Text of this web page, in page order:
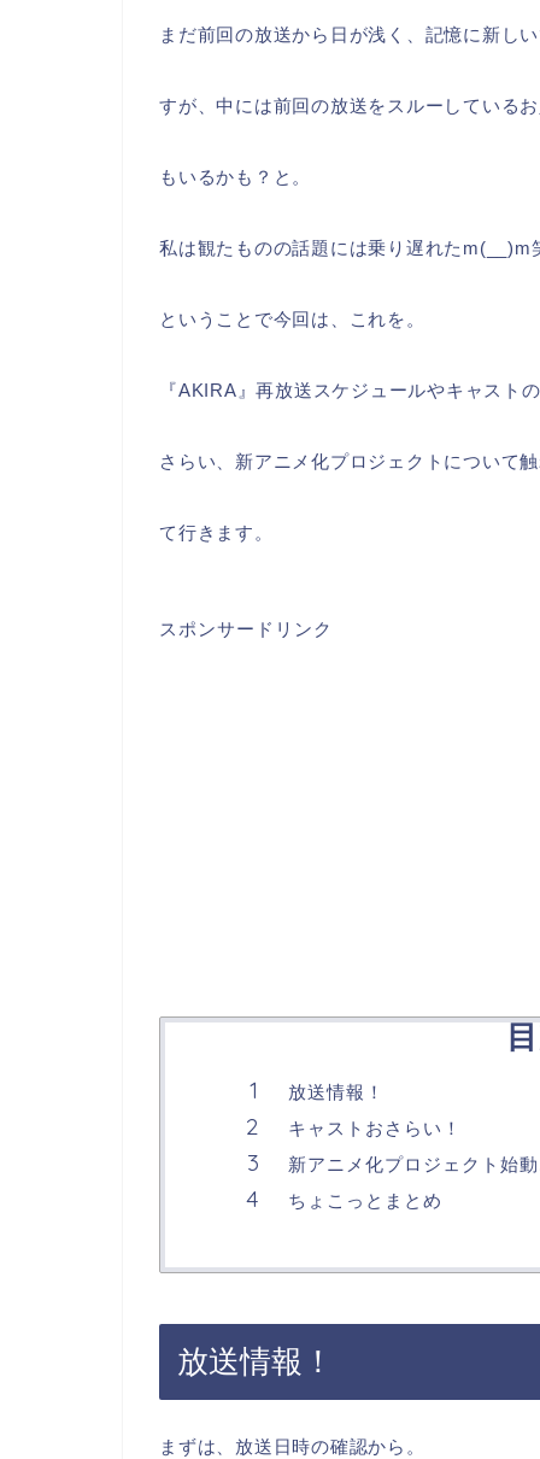
まだ前回の放送から日が浅く、記憶に新し
すが、中には前回の放送をスルーしているお
もいるかも？と。
私は観たものの話題には乗り遅れたm(__)m
ということで今回は、これを。
『AKIRA』再放送スケジュールやキャスト
さらい、新アニメ化プロジェクトについて
て行きます。
スポンサードリンク
放送情報！
キャストおさらい！
新アニメ化プロジェクト始動
ちょこっとまとめ
放送情報！
まずは、放送日時の確認から。